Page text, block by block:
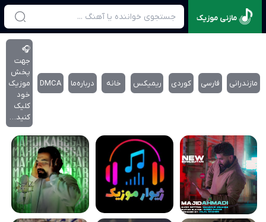
مازنی موزیک
مازندرانی فارسی کوردی ریمیکس خانه درباره‌‌ما DMCA
🎧
جهت
پخش
موزیک
خود
کلیک
کنید…